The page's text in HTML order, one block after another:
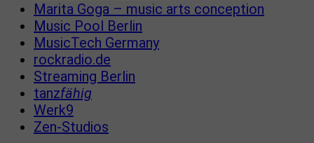
Marita Goga – music arts conception
Music Pool Berlin
MusicTech Germany
rockradio.de
Streaming Berlin
tanzfähig
Werk9
Zen-Studios